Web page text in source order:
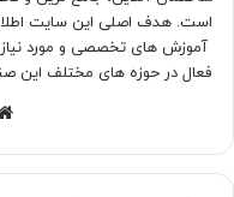
است. هدف اصلی این سایت اطلاع
آموزش های تخصصی و مورد
فعال در حوزه های مختلف این